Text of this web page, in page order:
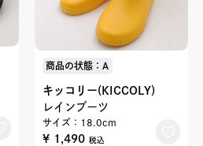
商品の状態：A
キッコリー(KICCOLY)
レインブーツ
サイズ：18.0cm
¥ 1,490 税込